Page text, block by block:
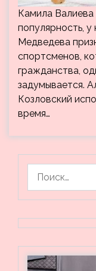
Камила Валиева
популярность, у
Медведева
спортсменов,
гражданства,
задумывается.
Козловский
время…